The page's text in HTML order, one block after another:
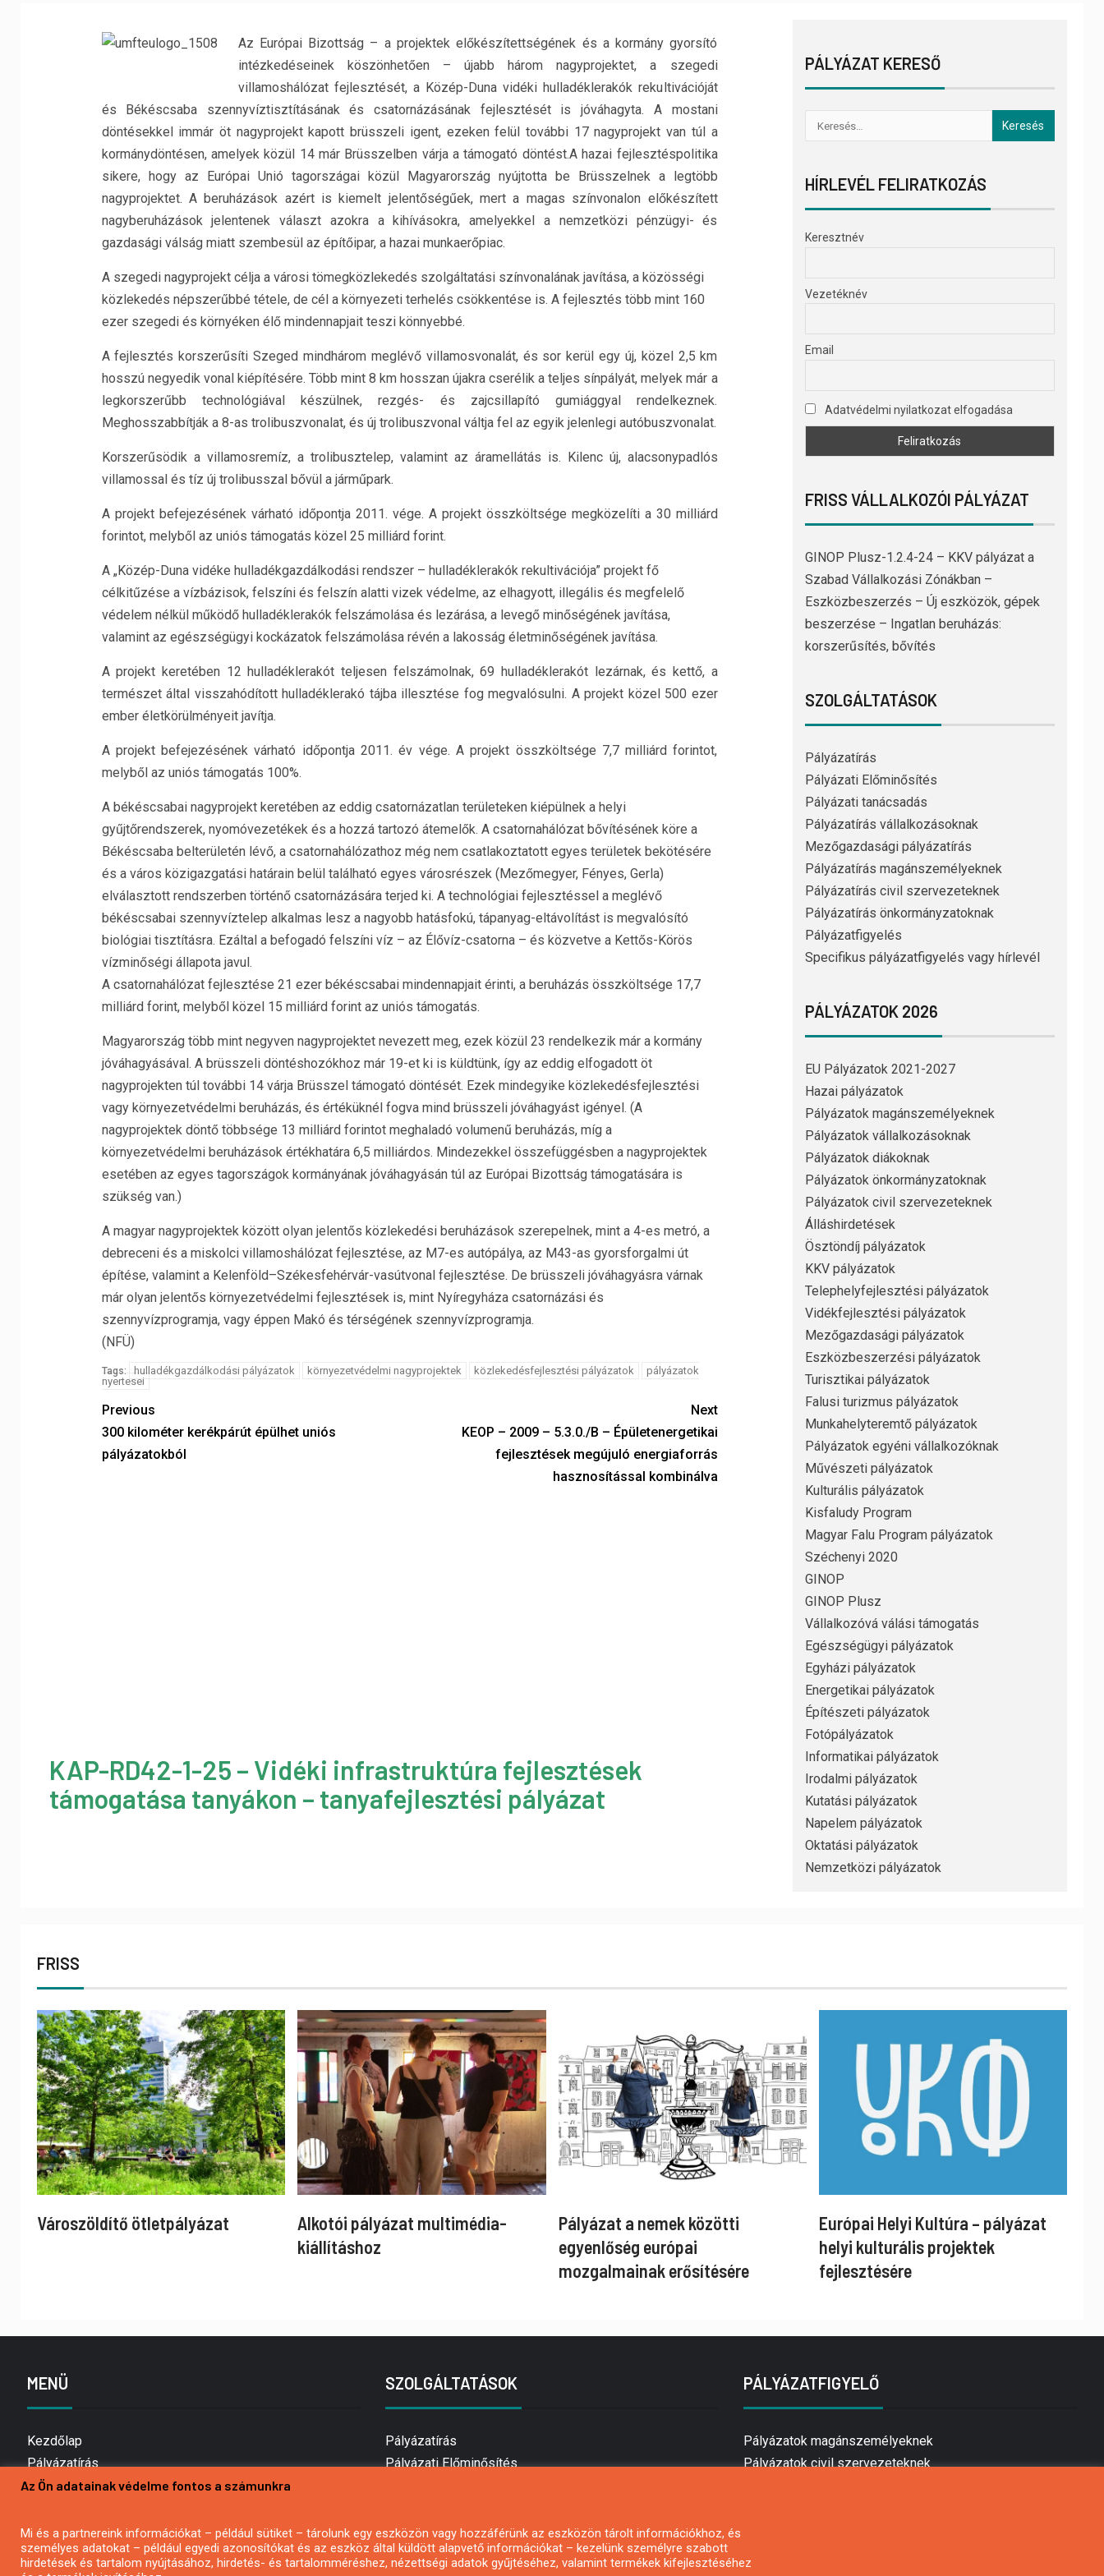
Az Európai Bizottság – a projektek előkészítettségének és a kormány gyorsító
intézkedéseinek köszönhetően – újabb három nagyprojektet, a szegedi
villamoshálózat fejlesztését, a Közép-Duna vidéki hulladéklerakók rekultivációját
és Békéscsaba szennyvíztisztításának és csatornázásának fejlesztését is jóváhagyta. A mostani
döntésekkel immár öt nagyprojekt kapott brüsszeli igent, ezeken felül további 17 nagyprojekt van túl a
kormánydöntésen, amelyek közül 14 már Brüsszelben várja a támogató döntést.A hazai fejlesztéspolitika
sikere, hogy az Európai Unió tagországai közül Magyarország nyújtotta be Brüsszelnek a legtöbb
nagyprojektet. A beruházások azért is kiemelt jelentőségűek, mert a magas színvonalon előkészített
nagyberuházások jelentenek választ azokra a kihívásokra, amelyekkel a nemzetközi pénzügyi- és
gazdasági válság miatt szembesül az építőipar, a hazai munkaerőpiac.
A szegedi nagyprojekt célja a városi tömegközlekedés szolgáltatási színvonalának javítása, a közösségi
közlekedés népszerűbbé tétele, de cél a környezeti terhelés csökkentése is. A fejlesztés több mint 160
ezer szegedi és környéken élő mindennapjait teszi könnyebbé.
A fejlesztés korszerűsíti Szeged mindhárom meglévő villamosvonalát, és sor kerül egy új, közel 2,5 km
hosszú negyedik vonal kiépítésére. Több mint 8 km hosszan újakra cserélik a teljes sínpályát, melyek már a
legkorszerűbb technológiával készülnek, rezgés- és zajcsillapító gumiággyal rendelkeznek.
Meghosszabbítják a 8-as trolibuszvonalat, és új trolibuszvonal váltja fel az egyik jelenlegi autóbuszvonalat.
Korszerűsödik a villamosremíz, a trolibusztelep, valamint az áramellátás is. Kilenc új, alacsonypadlós
villamossal és tíz új trolibusszal bővül a járműpark.
A projekt befejezésének várható időpontja 2011. vége. A projekt összköltsége megközelíti a 30 milliárd
forintot, melyből az uniós támogatás közel 25 milliárd forint.
A „Közép-Duna vidéke hulladékgazdálkodási rendszer – hulladéklerakók rekultivációja” projekt fő
célkitűzése a vízbázisok, felszíni és felszín alatti vizek védelme, az elhagyott, illegális és megfelelő
védelem nélkül működő hulladéklerakók felszámolása és lezárása, a levegő minőségének javítása,
valamint az egészségügyi kockázatok felszámolása révén a lakosság életminőségének javítása.
A projekt keretében 12 hulladéklerakót teljesen felszámolnak, 69 hulladéklerakót lezárnak, és kettő, a
természet által visszahódított hulladéklerakó tájba illesztése fog megvalósulni. A projekt közel 500 ezer
ember életkörülményeit javítja.
A projekt befejezésének várható időpontja 2011. év vége. A projekt összköltsége 7,7 milliárd forintot,
melyből az uniós támogatás 100%.
A békéscsabai nagyprojekt keretében az eddig csatornázatlan területeken kiépülnek a helyi
gyűjtőrendszerek, nyomóvezetékek és a hozzá tartozó átemelők. A csatornahálózat bővítésének köre a
Békéscsaba belterületén lévő, a csatornahálózathoz még nem csatlakoztatott egyes területek bekötésére
és a város közigazgatási határain belül található egyes városrészek (Mezőmegyer, Fényes, Gerla)
elválasztott rendszerben történő csatornázására terjed ki. A technológiai fejlesztéssel a meglévő
békéscsabai szennyvíztelep alkalmas lesz a nagyobb hatásfokú, tápanyag-eltávolítást is megvalósító
biológiai tisztításra. Ezáltal a befogadó felszíni víz – az Élővíz-csatorna – és közvetve a Kettős-Körös
vízminőségi állapota javul.
A csatornahálózat fejlesztése 21 ezer békéscsabai mindennapjait érinti, a beruházás összköltsége 17,7
milliárd forint, melyből közel 15 milliárd forint az uniós támogatás.
Magyarország több mint negyven nagyprojektet nevezett meg, ezek közül 23 rendelkezik már a kormány
jóváhagyásával. A brüsszeli döntéshozókhoz már 19-et ki is küldtünk, így az eddig elfogadott öt
nagyprojekten túl további 14 várja Brüsszel támogató döntését. Ezek mindegyike közlekedésfejlesztési
vagy környezetvédelmi beruházás, és értéküknél fogva mind brüsszeli jóváhagyást igényel. (A
nagyprojektek döntő többsége 13 milliárd forintot meghaladó volumenű beruházás, míg a
környezetvédelmi beruházások értékhatára 6,5 milliárdos. Mindezekkel összefüggésben a nagyprojektek
esetében az egyes tagországok kormányának jóváhagyásán túl az Európai Bizottság támogatására is
szükség van.)
A magyar nagyprojektek között olyan jelentős közlekedési beruházások szerepelnek, mint a 4-es metró, a
debreceni és a miskolci villamoshálózat fejlesztése, az M7-es autópálya, az M43-as gyorsforgalmi út
építése, valamint a Kelenföld–Székesfehérvár-vasútvonal fejlesztése. De brüsszeli jóváhagyásra várnak
már olyan jelentős környezetvédelmi fejlesztések is, mint Nyíregyháza csatornázási és
szennyvízprogramja, vagy éppen Makó és térségének szennyvízprogramja.
(NFÜ)
Tags: hulladékgazdálkodási pályázatok környezetvédelmi nagyprojektek közlekedésfejlesztési pályázatok
pályázatok
nyertesei
Previous
300 kilométer kerékpárút épülhet uniós
pályázatokból
Next
KEOP – 2009 – 5.3.0./B – Épületenergetikai
fejlesztések megújuló energiaforrás
hasznosítással kombinálva
KAP-RD42-1-25 – Vidéki infrastruktúra fejlesztések
támogatása tanyákon – tanyafejlesztési pályázat
PÁLYÁZAT KERESŐ
HÍRLEVÉL FELIRATKOZÁS
Keresztnév
Vezetéknév
Email
Adatvédelmi nyilatkozat elfogadása
FRISS VÁLLALKOZÓI PÁLYÁZAT
GINOP Plusz-1.2.4-24 – KKV pályázat a
Szabad Vállalkozási Zónákban –
Eszközbeszerzés – Új eszközök, gépek
beszerzése – Ingatlan beruházás:
korszerűsítés, bővítés
SZOLGÁLTATÁSOK
Pályázatírás
Pályázati Előminősítés
Pályázati tanácsadás
Pályázatírás vállalkozásoknak
Mezőgazdasági pályázatírás
Pályázatírás magánszemélyeknek
Pályázatírás civil szervezeteknek
Pályázatírás önkormányzatoknak
Pályázatfigyelés
Specifikus pályázatfigyelés vagy hírlevél
PÁLYÁZATOK 2026
EU Pályázatok 2021-2027
Hazai pályázatok
Pályázatok magánszemélyeknek
Pályázatok vállalkozásoknak
Pályázatok diákoknak
Pályázatok önkormányzatoknak
Pályázatok civil szervezeteknek
Álláshirdetések
Ösztöndíj pályázatok
KKV pályázatok
Telephelyfejlesztési pályázatok
Vidékfejlesztési pályázatok
Mezőgazdasági pályázatok
Eszközbeszerzési pályázatok
Turisztikai pályázatok
Falusi turizmus pályázatok
Munkahelyteremtő pályázatok
Pályázatok egyéni vállalkozóknak
Művészeti pályázatok
Kulturális pályázatok
Kisfaludy Program
Magyar Falu Program pályázatok
Széchenyi 2020
GINOP
GINOP Plusz
Vállalkozóvá válási támogatás
Egészségügyi pályázatok
Egyházi pályázatok
Energetikai pályázatok
Építészeti pályázatok
Fotópályázatok
Informatikai pályázatok
Irodalmi pályázatok
Kutatási pályázatok
Napelem pályázatok
Oktatási pályázatok
Nemzetközi pályázatok
FRISS
Városzöldítő ötletpályázat
Alkotói pályázat multimédia-
kiállításhoz
Pályázat a nemek közötti
egyenlőség európai
mozgalmainak erősítésére
Európai Helyi Kultúra – pályázat
helyi kulturális projektek
fejlesztésére
MENÜ
Kezdőlap
Pályázatírás
Bemutatkozás
Hírlevél feliratkozás
Impresszum
SZOLGÁLTATÁSOK
Pályázatírás
Pályázati Előminősítés
Mezőgazdasági pályázatírás
Pályázatírás magánszemélyeknek
PÁLYÁZATFIGYELŐ
Pályázatok magánszemélyeknek
Pályázatok civil szervezeteknek
Az Ön adatainak védelme fontos a számunkra
Mi és a partnereink információkat – például sütiket – tárolunk egy eszközön vagy hozzáférünk az eszközön tárolt információkhoz, és
személyes adatokat – például egyedi azonosítókat és az eszköz által küldött alapvető információkat – kezelünk személyre szabott
hirdetések és tartalom nyújtásához, hirdetés- és tartalomméréshez, nézettségi adatok gyűjtéséhez, valamint termékek kifejlesztéséhez